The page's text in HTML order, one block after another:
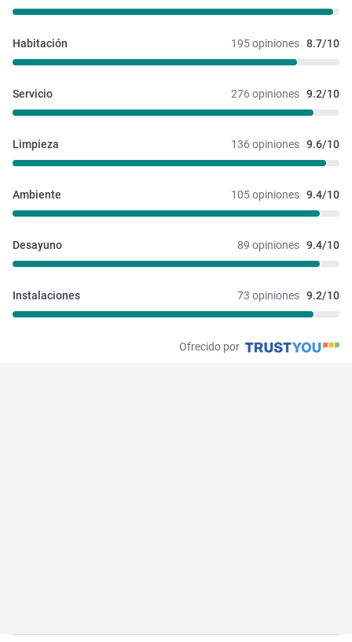
195 opiniones 8.7/10
Habitación
276 opiniones 9.2/10
Servicio
136 opiniones 9.6/10
Limpieza
105 opiniones 9.4/10
Ambiente
89 opiniones 9.4/10
Desayuno
73 opiniones 9.2/10
Instalaciones
Ofrecido por